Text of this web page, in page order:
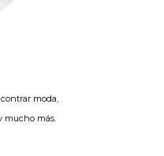
moda,
mucho más.